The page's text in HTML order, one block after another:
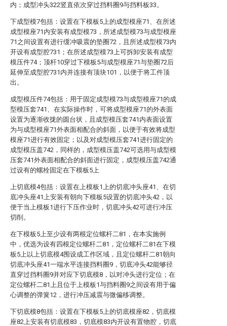
内；成型冲头322竖直依次穿过挡料圈9与挡料板33。
下成型模7包括：设置在下模板5上的成型模座71、在所述
成型模座71内安装有成型模73，所述成型模73与成型模座
71之间设置有进行缓冲吸震的垫圈72，且所述成型模73内
开设有成型腔731；在所述成型模73上可拆卸安装有成型
模压件74；顶杆10穿过下模板5与成型模座71与垫圈72后
延伸至成型腔731内并连接有顶块101，以便于将工件顶
出。
成型模压件74包括：用于固定成型模73与成型模座71的成
型模压套741、在实际操作时，可将成型模座71的外表面
设置为逐渐收拢的圆台状，且成型模压套741内表面设置
为与成型模座71外表面相配合的斜面，以便于有效将成型
模座71进行有效固定；以及对成型模压套741进行固定的
成型模压盖742，同样的，成型模压盖742可选用与成型模
压套741外表面相配合的斜面进行固定，成型模压盖742通
过设有的螺栓固定在下模板5上
上切底模4包括：设置在上模板1上的切底冲头座41、在切
底冲头座41上安装有朝向下模板5设置的切底冲头42，以
便于当上模板1进行下压作业时，切底冲头42可进行冲压
切削。
在下模板5上至少设有两根定位螺杆二81，在本实施例
中，优选为设有四根定位螺杆二81，定位螺杆二81在下模
板5上以上切底模4围设成工作区域，且定位螺杆二81朝向
切底冲头座41一端水平连接挡料圈9，切底冲头42能够径
直穿过挡料圈9并对应下切底模8，以对冲头进行定位；在
定位螺杆二81上且位于上模板1与挡料圈9之间设有用于偏
心调整的弹簧12，进行冲压减震与微偏移调整。
下切底模8包括：设置在下模板5上的切底模座82，切底模
座82上安装有切底模83，切底模83内开设有置物腔，切底